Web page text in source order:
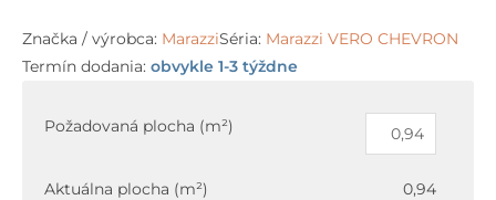
Značka / výrobca: MarazziSéria: Marazzi VERO CHEVRON
Termín dodania: obvykle 1-3 týždne
Požadovaná plocha (m²)
Aktuálna plocha (m²) 0,94
Marazzi